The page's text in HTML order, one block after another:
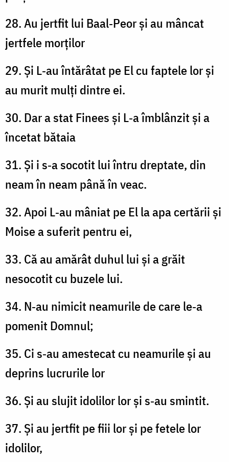
28. Au jertfit lui Baal‑Peor și au mâncat
jertfele morților
29. Și L‑au întărâtat pe El cu faptele lor și
au murit mulți dintre ei.
30. Dar a stat Finees și L‑a îmblânzit și a
încetat bătaia
31. Și i s‑a socotit lui întru dreptate, din
neam în neam până în veac.
32. Apoi L‑au mâniat pe El la apa certării și
Moise a suferit pentru ei,
33. Că au amărât duhul lui și a grăit
nesocotit cu buzele lui.
34. N‑au nimicit neamurile de care le‑a
pomenit Domnul;
35. Ci s‑au amestecat cu neamurile și au
deprins lucrurile lor
36. Și au slujit idolilor lor și s‑au smintit.
37. Și au jertfit pe fiii lor și pe fetele lor
idolilor,